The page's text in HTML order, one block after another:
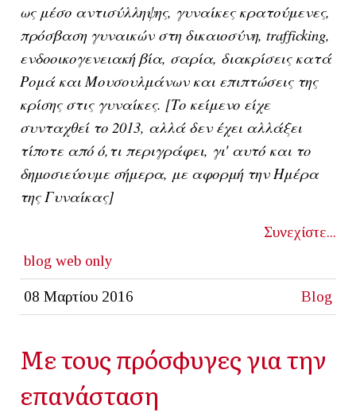
ως μέσο αντισύλληψης, γυναίκες κρατούμενες,
πρόσβαση γυναικών στη δικαιοσύνη, trafficking,
ενδοοικογενειακή βία, σαρία, διακρίσεις κατά
Ρομά και Μουσουλμάνων και επιπτώσεις της
κρίσης στις γυναίκες. [Το κείμενο είχε
συνταχθεί το 2013, αλλά δεν έχει αλλάξει
τίποτε από ό,τι περιγράφει, γι' αυτό και το
δημοσιεύουμε σήμερα, με αφορμή την Ημέρα
της Γυναίκας]
Συνεχίστε...
blog web only
08 Μαρτίου 2016 Blog
Με τους πρόσφυγες για την
επανάσταση